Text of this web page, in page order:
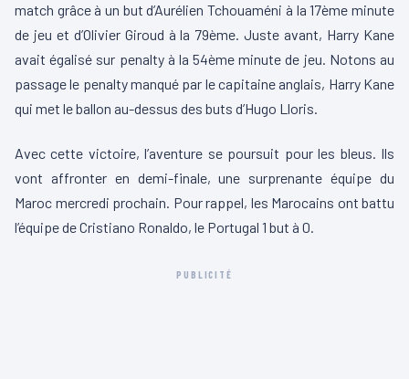
match grâce à un but d’AurélienTchouaméni à la17ème minute
de jeu et d’Olivier Giroud à la 79ème. Juste avant, Harry Kane
avait égalisé sur penalty à la54ème minute de jeu. Notons au
passage le penalty manqué par le capitaine anglais, Harry Kane
qui met le ballon au-dessus des buts d’Hugo Lloris.
Avec cette victoire, l’aventure se poursuit pour les bleus. Ils
vont affronter en demi-finale, une surprenante équipe du
Maroc mercredi prochain. Pour rappel, les Marocains ont battu
l’équipe de Cristiano Ronaldo, le Portugal 1 but à 0.
PUBLICITÉ